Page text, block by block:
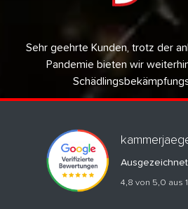
Sehr geehrte Kunden, trotz der
Pandemie bieten wir
Ausgezeichnet
4,8 von 5,0 aus